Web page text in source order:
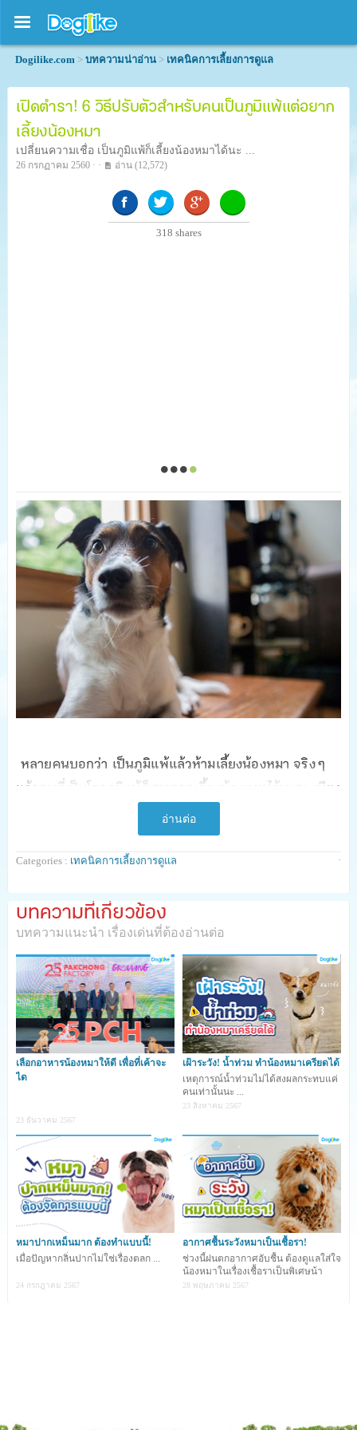
Dogilike.com > บทความน่าอ่าน > เทคนิคการเลี้ยงการดูแล
เปิดตำรา! 6 วิธีปรับตัวสำหรับคนเป็นภูมิแพ้แต่อยาก
เลี้ยงน้องหมา
เปลี่ยนความเชื่อ เป็นภูมิแพ้ก็เลี้ยงน้องหมาได้นะ ...
26 กรกฏาคม 2560 · · อ่าน (12,572)
318 shares
หลายคนบอกว่า เป็นภูมิแพ้แล้วห้ามเลี้ยงน้องหมา จริง ๆ
แล้วคนที่เป็นโรคภูมิแพ้ก็สามารถเลี้ยงน้องหมาได้นะคะ เพียง
แต่ต้องรู้จักปรับตัวเอง และระมัดระวังในการใช้ชีวิตกับน้อง
หมามากกว่าผู้ที่ไม่ได้เป็นโรคภูมิแพ้เท่านั้นเองค่ะ
พาเพื่อน ๆ ที่เป็นภูมิแพ้ หรือมีสมาชิกในครอบครัวที่เป็น
ภูมิแพ้มาเรียนรู้วิธีการปรับตัวเพื่อที่จะอยู่กับน้องหมา เพื่อน
ที่ดีที่สุดของมนุษย์ได้แบบไม่ต้องเป็นกังวลกันค่ะ จะมีวิธีไหน
ที่เราต้องปรับตัวกันบ้าง ไปดูกันเลยค่ะ
สาเหตุจริง ๆ ของการแพ้ที่หลายคนไม่รู้!
อ่านต่อ
Categories : เทคนิคการเลี้ยงการดูแล ·
บทความที่เกี่ยวข้อง
บทความแนะนำ เรื่องเด่นที่ต้องอ่านต่อ
เลือกอาหารน้องหมาให้ดี เพื่อที่เค้าจะ
ได
23 ธันวาคม 2567
เฝ้าระวัง! น้ำท่วม ทำน้องหมาเครียดได้
เหตุการณ์น้ำท่วมไม่ได้สงผลกระทบแค่
คนเท่านั้นนะ ...
23 สิงหาคม 2567
หมาปากเหม็นมาก ต้องทำแบบนี้!
เมื่อปัญหากลิ่นปากไม่ใช่เรื่องตลก ...
24 กรกฎาคม 2567
อากาศชื้นระวังหมาเป็นเชื้อรา!
ช่วงนี้ฝนตกอากาศอับชื้น ต้องดูแลใส่ใจ
น้องหมาในเรื่องเชื้อราเป็นพิเศษน้า
28 พฤษภาคม 2567